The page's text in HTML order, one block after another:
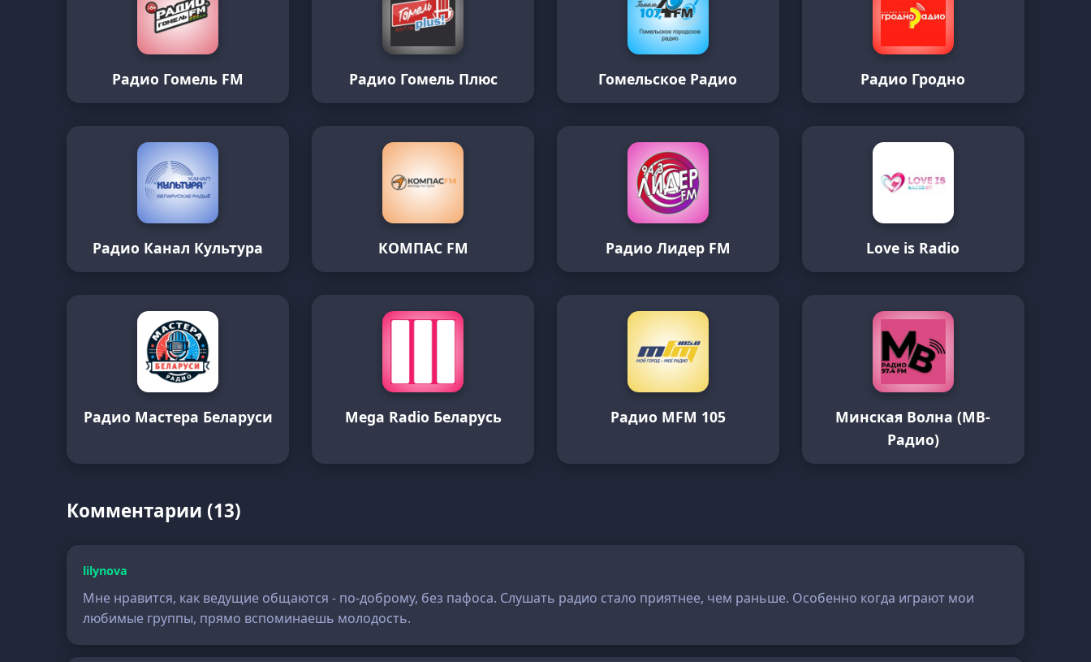
Радио Гомель FM Радио Гомель Плюс Гомельское Радио Радио Гродно
Радио Канал Культура КОМПАС FM Радио Лидер FM Love is Radio
Радио Мастера Беларуси Mega Radio Беларусь Радио MFM 105
Минская Волна (МВ-
Радио)
Комментарии (13)
lilynova
Мне нравится, как ведущие общаются - по-доброму, без пафоса. Слушать радио стало приятнее, чем раньше. Особенно когда играют мои
любимые группы, прямо вспоминаешь молодость.